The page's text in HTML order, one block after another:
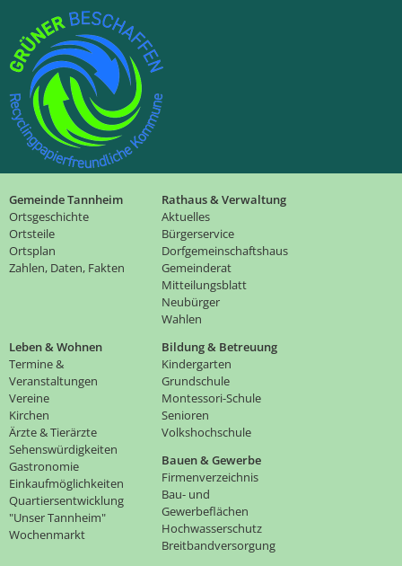
Gemeinde Tannheim
Ortsgeschichte
Ortsteile
Ortsplan
Zahlen, Daten, Fakten
Rathaus & Verwaltung
Aktuelles
Bürgerservice
Dorfgemeinschaftshaus
Gemeinderat
Mitteilungsblatt
Neubürger
Wahlen
Leben & Wohnen
Termine &
Veranstaltungen
Vereine
Kirchen
Ärzte & Tierärzte
Sehenswürdigkeiten
Gastronomie
Einkaufmöglichkeiten
Quartiersentwicklung
"Unser Tannheim"
Wochenmarkt
Bildung & Betreuung
Kindergarten
Grundschule
Montessori-Schule
Senioren
Volkshochschule
Bauen & Gewerbe
Firmenverzeichnis
Bau- und
Gewerbeflächen
Hochwasserschutz
Breitbandversorgung